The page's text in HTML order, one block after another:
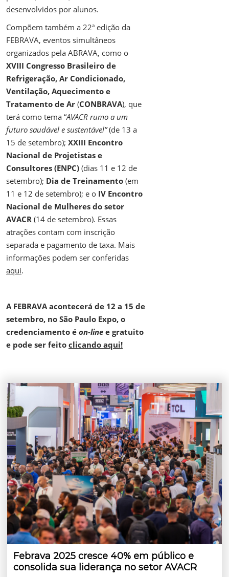
desenvolvidos por alunos.
Compõem também a 22ª edição da
FEBRAVA, eventos simultâneos
organizados pela ABRAVA, como o
XVIII Congresso Brasileiro de
Refrigeração, Ar Condicionado,
Ventilação, Aquecimento e
Tratamento de Ar (CONBRAVA), que
terá como tema “AVACR rumo a um
futuro saudável e sustentável”(de 13 a
15 de setembro); XXIII Encontro
Nacional de Projetistas e
Consultores (ENPC) (dias 11 e 12 de
setembro); Dia de Treinamento (em
11 e 12 de setembro); e o IV Encontro
Nacional de Mulheres do setor
AVACR (14 de setembro). Essas
atrações contam com inscrição
separada e pagamento de taxa. Mais
informações podem ser conferidas
aqui.
A FEBRAVA acontecerá de 12 a 15 de
setembro, no São Paulo Expo, o
credenciamento é on-line e gratuito
e pode ser feito clicando aqui!
Febrava 2025 cresce 40% em público e
consolida sua liderança no setor AVACR